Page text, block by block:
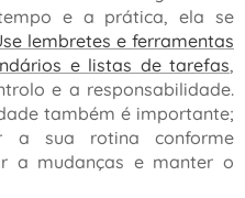
e a prática, ela se
lembretes e ferramentas
e listas de tarefas,
e a responsabilidade.
também é importante;
a sua rotina conforme
a mudanças e manter o